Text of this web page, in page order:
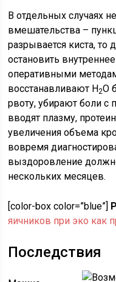
В отдельных случаях
вмешательства –
разрывается киста,
остановить
оперативными
восстанавливают H2О
рвоту, убирают боли
вводят плазму,
увеличения объема
вовремя
выздоровление
нескольких месяцев.
[color-box color=”blue”]
яичников при эко как
Последствия